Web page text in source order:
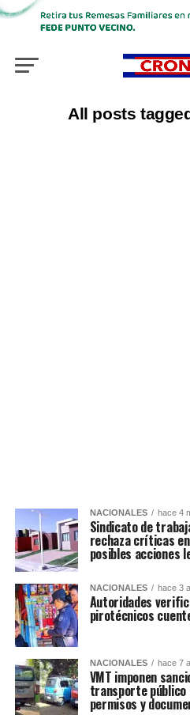
All posts
NACIONALES hace 4
Sindicato de
rechaza críticas
posibles acciones
NACIONALES hace 3
Autoridades
pirotécnicos
NACIONALES hace 7
VMT imponen
transporte
permisos y